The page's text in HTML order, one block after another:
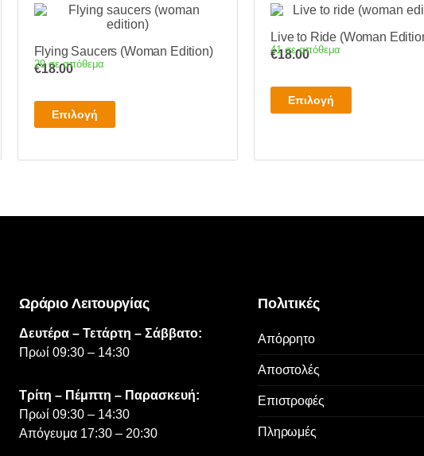
Flying Saucers (Woman Edition)
€18.00
29 σε απόθεμα
Επιλογή
το
επιλεγούν
σελίδα
του
Live to Ride (Woman
€18.00
41 σε απόθεμα
Επιλογή
το
Ωράριο Λειτουργίας
Δευτέρα – Τετάρτη – Σάββατο:
Πρωί 09:30 – 14:30
Τρίτη – Πέμπτη – Παρασκευή:
Πρωί 09:30 – 14:30
Απόγευμα 17:30 – 20:30
Πολιτικές
Απόρρητο
Αποστολές
Επιστροφές
Πληρωμές